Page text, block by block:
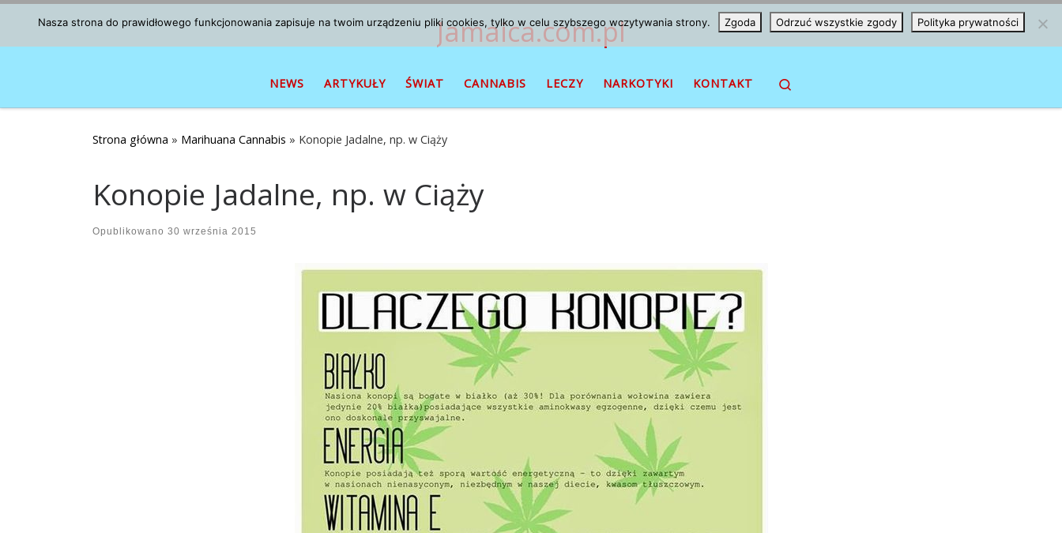
Przejdź do treści Jamaica.com.pl
NEWS ARTYKUŁY ŚWIAT CANNABIS LECZY NARKOTYKI KONTAKT
Strona główna » Marihuana Cannabis » Konopie Jadalne, np. w Ciąży
Konopie Jadalne, np. w Ciąży
Opublikowano 30 września 2015
Nasza strona do prawidłowego funkcjonowania zapisuje na twoim urządzeniu pliki cookies, tylko w celu szybszego wczytywania strony. Zgoda Odrzuć wszystkie zgody Polityka prywatności